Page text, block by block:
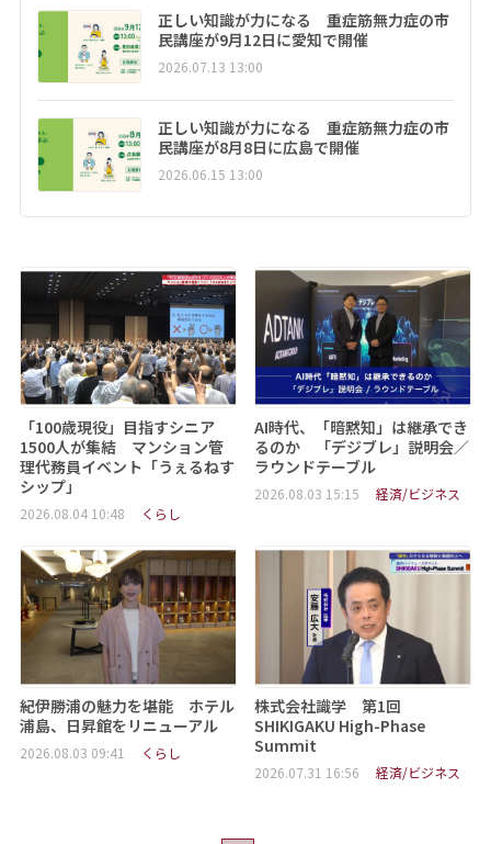
正しい知識が力になる 重症筋無力症の市
民講座が9月12日に愛知で開催
2026.07.13 13:00
正しい知識が力になる 重症筋無力症の市
民講座が8月8日に広島で開催
2026.06.15 13:00
「100歳現役」目指すシニア
1500人が集結 マンション管
理代務員イベント「うぇるねす
シップ」
2026.08.04 10:48 くらし
AI時代、「暗黙知」は継承でき
るのか 「デジブレ」説明会／
ラウンドテーブル
2026.08.03 15:15 経済/ビジネス
紀伊勝浦の魅力を堪能 ホテル
浦島、日昇館をリニューアル
2026.08.03 09:41 くらし
株式会社識学 第1回
SHIKIGAKU High-Phase
Summit
2026.07.31 16:56 経済/ビジネス